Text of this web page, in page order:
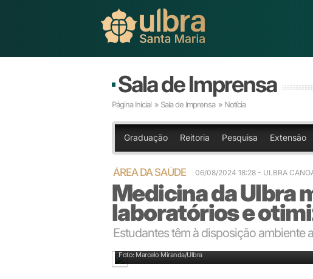
Sala de Imprensa
Página Inicial » Sala de Imprensa » Notícia
Graduação Reitoria Pesquisa Extensão
ÁREA DA SAÚDE 06/08/2024 18:28 - ULBRA
Medicina da Ulbra
laboratórios e
Estudantes têm à disposição ambiente
Foto: Marcelo Miranda/Ulbra